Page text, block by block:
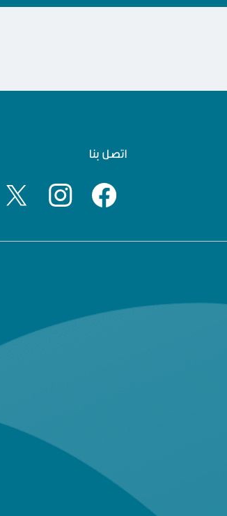
اتصل بنا